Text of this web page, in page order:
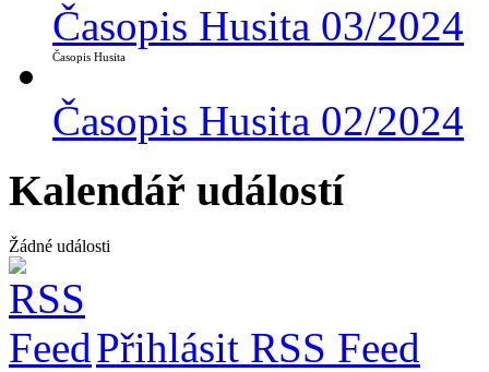
Časopis Husita 03/2024
Časopis Husita
Časopis Husita 02/2024
Kalendář událostí
Žádné události
Přihlásit RSS Feed